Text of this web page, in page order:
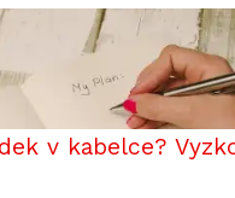
v kabelce?